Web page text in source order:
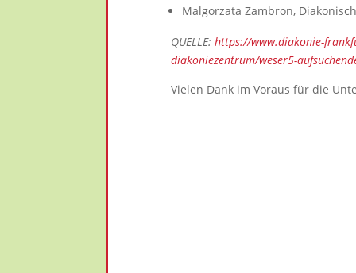
Malgorzata Zambron,
QUELLE:https://www.diakonie-
diakoniezentrum/weser5-
Vielen Dank im Voraus für die